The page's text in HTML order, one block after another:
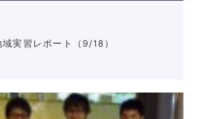
域実習レポート（9/18）